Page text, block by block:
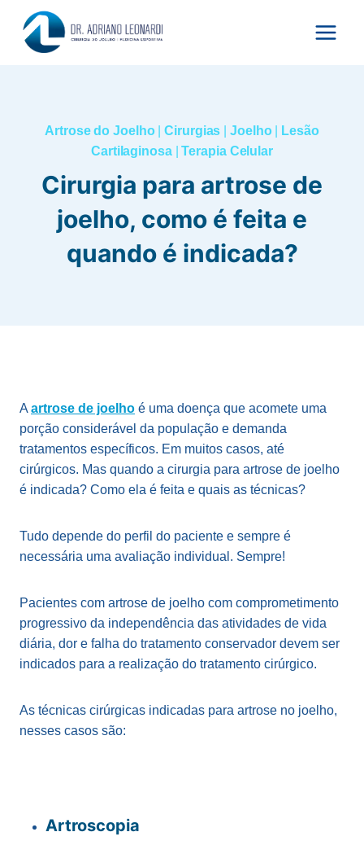
para
Artrose do Joelho|Cirurgias |Joelho|
Lesão
Cartilaginosa|Terapia Celular
Cirurgia para artrose de
joelho, como é feita e
quando é indicada?
A artrose de joelho é uma doença que acomete uma
porção considerável da população e demanda
tratamentos específicos. Em muitos casos, até
cirúrgicos. Mas quando a cirurgia para artrose de joelho
é indicada? Como ela é feita e quais as técnicas?
Tudo depende do perfil do paciente e sempre é
necessária uma avaliação individual. Sempre!
Pacientes com artrose de joelho com comprometimento
progressivo da independência das atividades de vida
diária, dor e falha do tratamento conservador devem ser
indicados para a realização do tratamento cirúrgico.
As técnicas cirúrgicas indicadas para artrose no joelho,
nesses casos são:
Artroscopia